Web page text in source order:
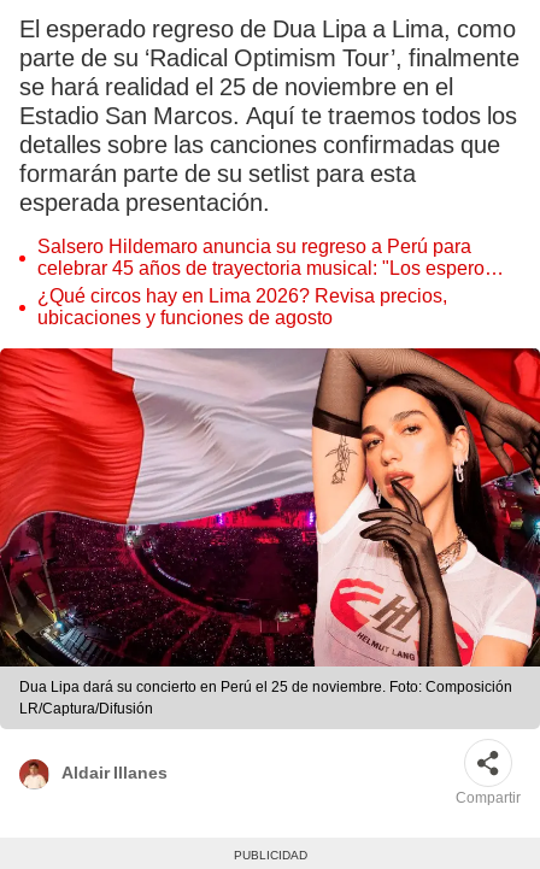
El esperado regreso de Dua Lipa a Lima, como
parte de su ‘Radical Optimism Tour’, finalmente
se hará realidad el 25 de noviembre en el
Estadio San Marcos. Aquí te traemos todos los
detalles sobre las canciones confirmadas que
formarán parte de su setlist para esta
esperada presentación.
Salsero Hildemaro anuncia su regreso a Perú para
celebrar 45 años de trayectoria musical: "Los espero
para cantar con todos ustedes”
¿Qué circos hay en Lima 2026? Revisa precios,
ubicaciones y funciones de agosto
Dua Lipa dará su concierto en Perú el 25 de noviembre. Foto: Composición
LR/Captura/Difusión
Aldair Illanes
Compartir